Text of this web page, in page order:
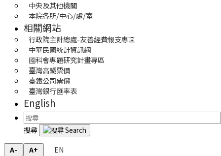
中央及其他機關
本院各所/中心/處/室
相關網站
行政院主計總處-友善經費報支專區
中華民國統計資訊網
國科會專題研究計畫專區
臺灣高鐵票價
臺鐵公司票價
臺灣銀行匯率表
English
搜尋
A- A+
EN